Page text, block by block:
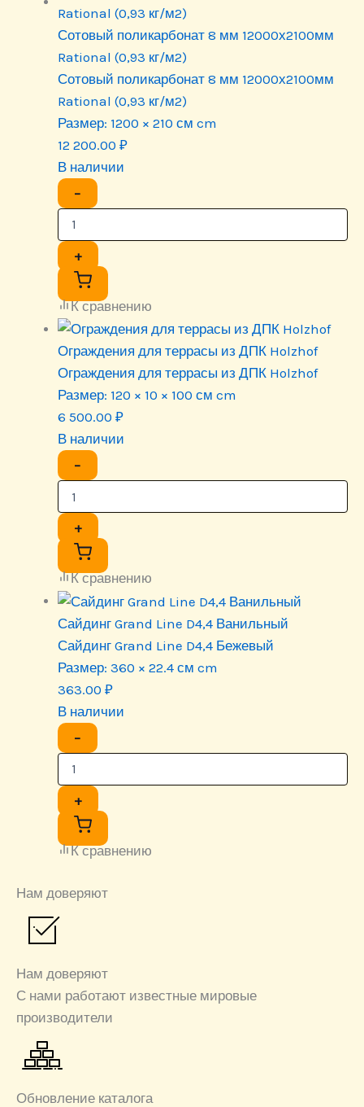
Сотовый поликарбонат 8 мм 12000х2100мм
Rational (0,93 кг/м2)
Сотовый поликарбонат 8 мм 12000х2100мм
Rational (0,93 кг/м2)
Размер: 1200 × 210 см cm
12 200.00 ₽
В наличии
−
+
К сравнению
Ограждения для террасы из ДПК Holzhof
Ограждения для террасы из ДПК Holzhof
Размер: 120 × 10 × 100 см cm
6 500.00 ₽
В наличии
−
+
К сравнению
Сайдинг Grand Line D4,4 Ванильный
Сайдинг Grand Line D4,4 Бежевый
Размер: 360 × 22.4 см cm
363.00 ₽
В наличии
−
+
К сравнению
Нам доверяют
Нам доверяют
С нами работают известные мировые
производители
Обновление каталога